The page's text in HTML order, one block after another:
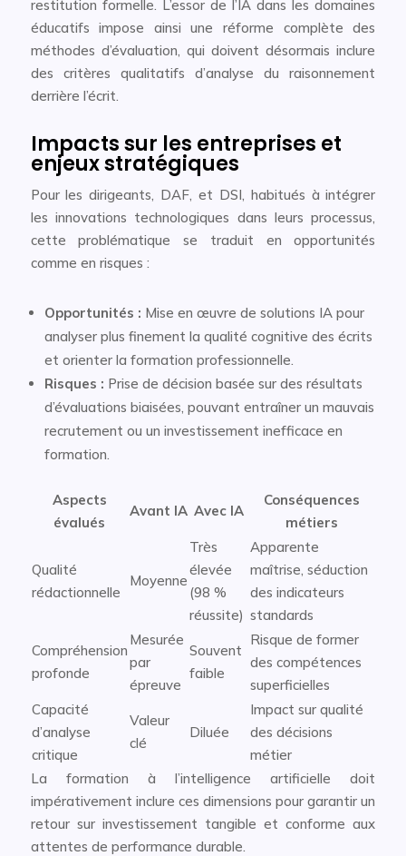
restitution formelle. L’essor de l’IA dans les domaines
éducatifs impose ainsi une réforme complète des
méthodes d’évaluation, qui doivent désormais inclure
des critères qualitatifs d’analyse du raisonnement
derrière l’écrit.
Impacts sur les entreprises et
enjeux stratégiques
Pour les dirigeants, DAF, et DSI, habitués à intégrer
les innovations technologiques dans leurs processus,
cette problématique se traduit en opportunités
comme en risques :
Opportunités : Mise en œuvre de solutions IA pour
analyser plus finement la qualité cognitive des écrits
et orienter la formation professionnelle.
Risques : Prise de décision basée sur des résultats
d’évaluations biaisées, pouvant entraîner un mauvais
recrutement ou un investissement inefficace en
formation.
Aspects
évalués
Avant IA Avec IA
Conséquences
métiers
Qualité
rédactionnelle
Moyenne
Très
élevée
(98 %
réussite)
Apparente
maîtrise, séduction
des indicateurs
standards
Compréhension
profonde
Mesurée
par
épreuve
Souvent
faible
Risque de former
des compétences
superficielles
Capacité
d’analyse
critique
Valeur
clé
Diluée
Impact sur qualité
des décisions
métier
La formation à l’intelligence artificielle doit
impérativement inclure ces dimensions pour garantir un
retour sur investissement tangible et conforme aux
attentes de performance durable.